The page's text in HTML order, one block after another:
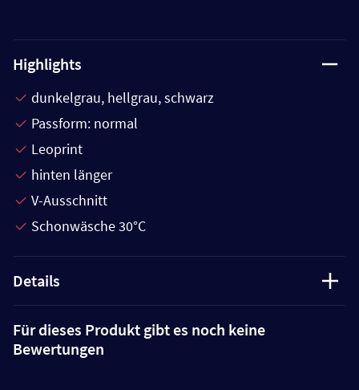
Highlights
dunkelgrau, hellgrau, schwarz
Passform: normal
Leoprint
hinten länger
V-Ausschnitt
Schonwäsche 30°C
Details
Für dieses Produkt gibt es noch keine
Bewertungen